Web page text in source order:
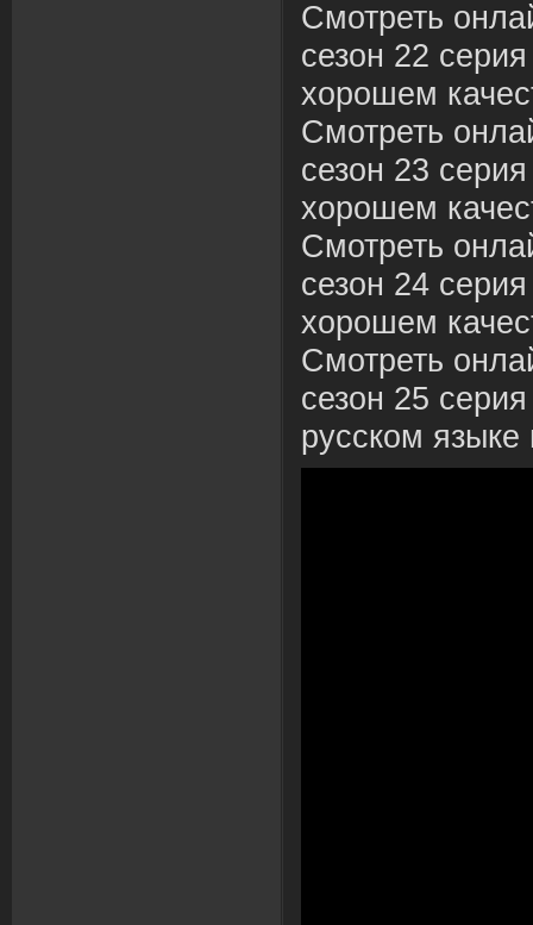
Смотреть
сезон 22
хорошем
Смотреть
сезон 23
хорошем
Смотреть
сезон 24
хорошем
Смотреть
сезон 25
русском